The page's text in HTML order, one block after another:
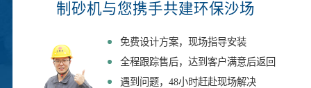
制砂机与您携手共建环保沙场
免费设计方案，现场指导安装
全程跟踪售后，达到客户满意后返回
遇到问题，48小时赶赴现场解决